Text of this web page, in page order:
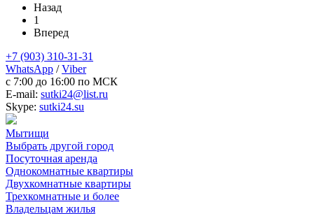
Назад
1
Вперед
+7 (903) 310-31-31
WhatsApp /Viber
c 7:00 до 16:00 по МСК
E-mail: sutki24@list.ru
Skype: sutki24.su
Мытищи
Выбрать другой город
Посуточная аренда
Однокомнатные квартиры
Двухкомнатные квартиры
Трехкомнатные и более
Владельцам жилья